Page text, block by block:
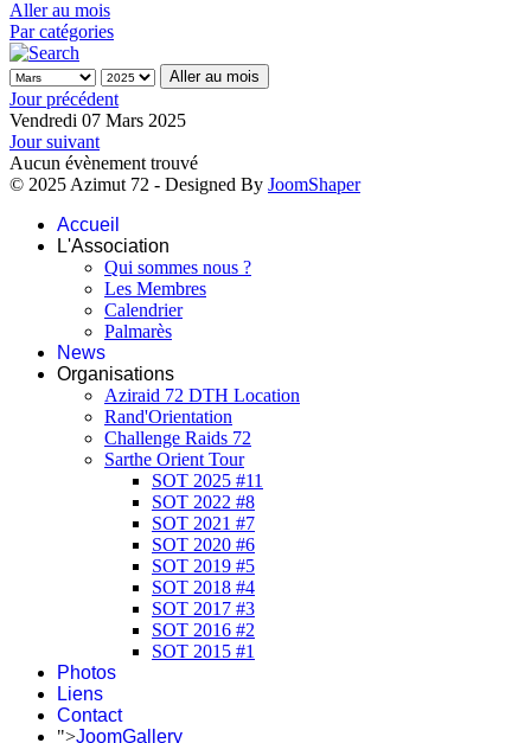
Aller au mois
Par catégories
Aller au mois
Jour précédent
Vendredi 07 Mars 2025
Jour suivant
Aucun évènement trouvé
© 2025 Azimut 72 - Designed By JoomShaper
Accueil
L'Association
Qui sommes nous ?
Les Membres
Calendrier
Palmarès
News
Organisations
Aziraid 72 DTH Location
Rand'Orientation
Challenge Raids 72
Sarthe Orient Tour
SOT 2025 #11
SOT 2022 #8
SOT 2021 #7
SOT 2020 #6
SOT 2019 #5
SOT 2018 #4
SOT 2017 #3
SOT 2016 #2
SOT 2015 #1
Photos
Liens
Contact
">JoomGallery